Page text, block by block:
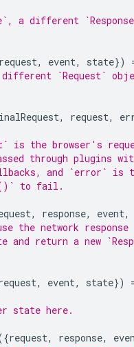
a different
request, event, state})
`Request`
, request,
is the browser's
through plugins
and `error` is
to fail.
, response, event,
the network
return a new
, event, state})
state here.
request, response,